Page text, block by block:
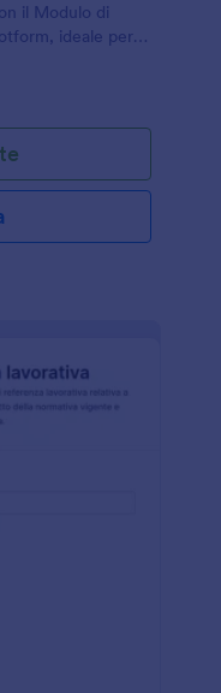
il Modulo di
ideale per